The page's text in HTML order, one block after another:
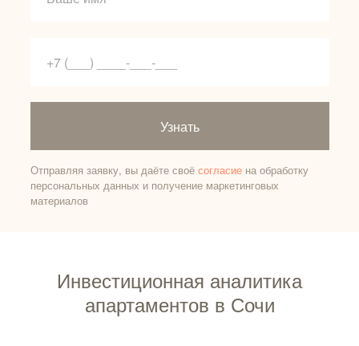
Узнать
Отправляя заявку, вы даёте своё согласиена обработку
персональных данных и получение маркетинговых
материалов
Инвестиционная аналитика
апартаментов в Сочи